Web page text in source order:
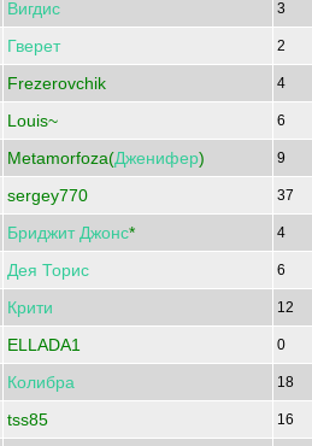
Вигдис 3
Гверет 2
Frezerovchik 4
Louis~ 6
Metamorfoza(Дженифер) 9
sergey770 37
Бриджит Джонс* 4
Дея Торис 6
Крити 12
ELLADA1 0
Колибра 18
tss85 16